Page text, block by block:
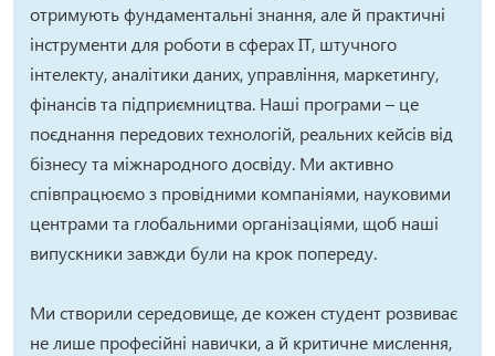
отримують фундаментальні знання, але й практичні
інструменти для роботи в сферах IT, штучного
інтелекту, аналітики даних, управління, маркетингу,
фінансів та підприємництва. Наші програми – це
поєднання передових технологій, реальних кейсів від
бізнесу та міжнародного досвіду. Ми активно
співпрацюємо з провідними компаніями, науковими
центрами та глобальними організаціями, щоб наші
випускники завжди були на крок попереду.
Ми створили середовище, де кожен студент розвиває
не лише професійні навички, а й критичне мислення,